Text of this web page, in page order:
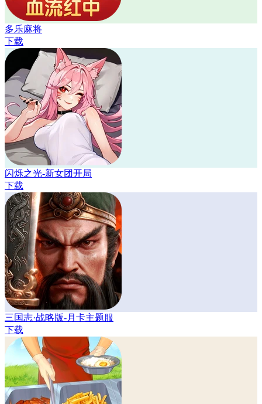
多乐麻将
下载
闪烁之光-新女团开局
下载
三国志·战略版-月卡主题服
下载